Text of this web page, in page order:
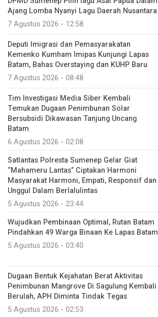
Ajang Lomba Nyanyi Lagu Daerah Nusantara
7 Agustus 2026 - 12:58
Deputi Imigrasi dan Pemasyarakatan
Kemenko Kumham Imipas Kunjungi Lapas
Batam, Bahas Overstaying dan KUHP Baru
7 Agustus 2026 - 08:48
Tim Investigasi Media Siber Kembali
Temukan Dugaan Penimbunan Solar
Bersubsidi Dikawasan Tanjung Uncang
Batam
6 Agustus 2026 - 02:08
Satlantas Polresta Sumenep Gelar Giat
“Mahameru Lantas” Ciptakan Harmoni
Masyarakat Harmoni, Empati, Responsif dan
Unggul Dalam Berlalulintas
5 Agustus 2026 - 23:44
Wujudkan Pembinaan Optimal, Rutan Batam
Pindahkan 49 Warga Binaan Ke Lapas Batam
5 Agustus 2026 - 03:40
Dugaan Bentuk Kejahatan Berat Aktivitas
Penimbunan Mangrove Di Sagulung Kembali
Berulah, APH Diminta Tindak Tegas
5 Agustus 2026 - 02:53